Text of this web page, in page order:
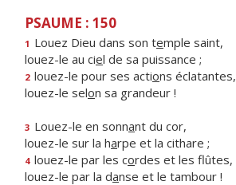
PSAUME : 150
1 Louez Dieu dans son temple saint,
louez-le au ciel de sa puissance ;
2 louez-le pour ses actions éclatantes,
louez-le selon sa grandeur !
3 Louez-le en sonnant du cor,
louez-le sur la harpe et la cithare ;
4 louez-le par les cordes et les flûtes,
louez-le par la danse et le tambour !